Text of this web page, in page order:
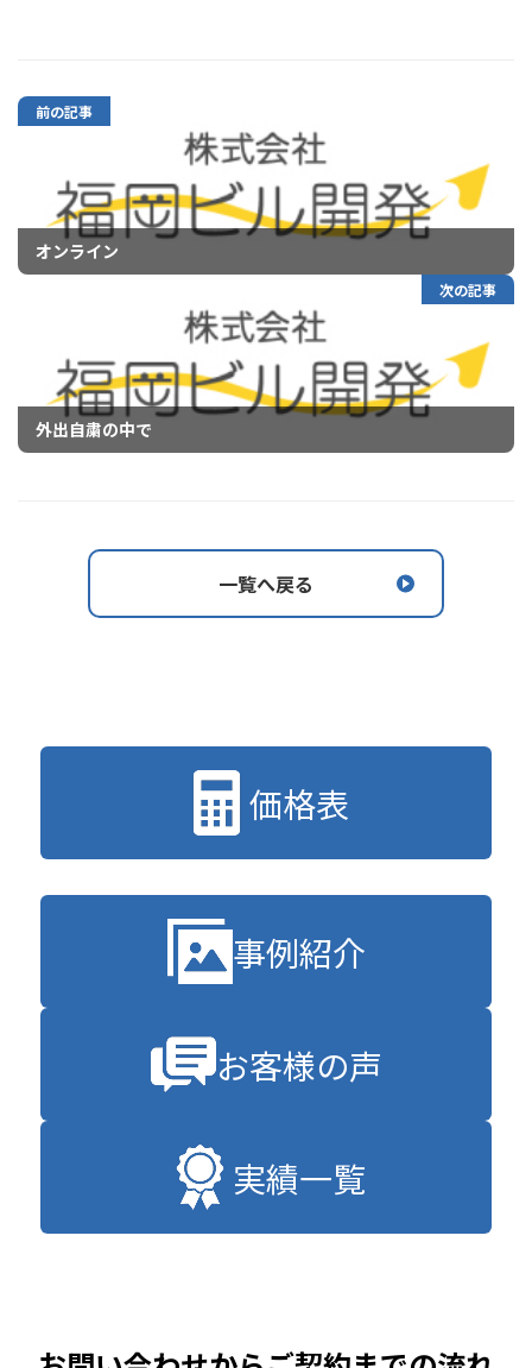
前の記事
オンライン
次の記事
外出自粛の中で
一覧へ戻る
価格表
事例紹介
お客様の声
実績一覧